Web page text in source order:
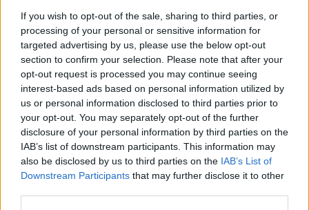
If you wish to opt-out of the sale, sharing to third parties, or
processing of your personal or sensitive information for
targeted advertising by us, please use the below opt-out
section to confirm your selection. Please note that after your
opt-out request is processed you may continue seeing
interest-based ads based on personal information utilized by
us or personal information disclosed to third parties prior to
your opt-out. You may separately opt-out of the further
disclosure of your personal information by third parties on the
IAB’s list of downstream participants. This information may
also be disclosed by us to third parties on the IAB’s List of
Downstream Participants that may further disclose it to other
Rovereto
grazie a due Frecciargento
che prima erano disponibili
nel fine settimana e dal 10 dicembre serviranno questa rotta tutti i
giorni. Questi gli orari:
Frecciargento8504: Roma Termini p. 6.45 – Bolzano a. 11.17
Frecciargento8517: Bolzano p. 13.16 – Roma Termini a. 17.45
Sulla rotta Genova – Roma, infine, viene anticipato l’orario di
partenza delFrecciargento8583 alle 6.10 (invece che alle 6.44) da
Genova Piazza Principe con fermate a Pisa Centrale alle 7.50 e
Firenze Campo Marte 8.42 ed arrivo a Roma Termini alle 10.05
(invece che alle 10.40).
Frecciabianca, confermata l’offerta su tutte le direttrici
QuarantadueFrecciabiancacompletano ilnetworkdelleFrecce.